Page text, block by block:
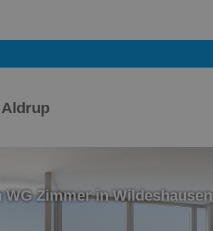
WG Zimmer in Wildeshausen